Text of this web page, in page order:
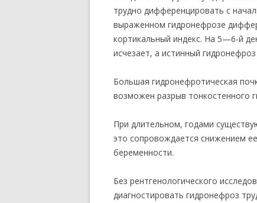
трудно дифференцировать с
выраженном гидронефрозе
кортикальный индекс. На 5—6-й
исчезает, а истинный
Большая гидронефротическая
возможен разрыв тонкостенного
При длительном, годами
это сопровождается снижением
беременности.
Без рентгенологического
диагностировать гидронефроз